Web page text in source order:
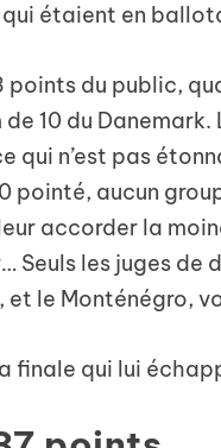
qui étaient en
points du public,
10 du
qui n’est pas
pointé, aucun
accorder la
Seuls les juges de
le Monténégro,
finale qui lui